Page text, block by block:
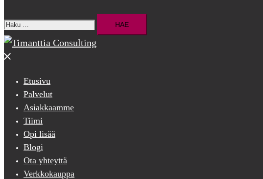
Haku:
Close
Etusivu
Palvelut
Asiakkaamme
Tiimi
Opi lisää
Blogi
Ota yhteyttä
Verkkokauppa